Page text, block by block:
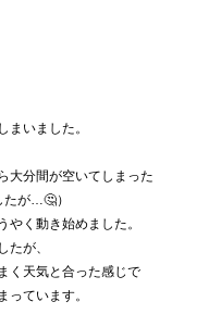
まいました。
大分間が空いてしまった
たが…🤔）
やく動き始めました。
たが、
く天気と合った感じで
っています。